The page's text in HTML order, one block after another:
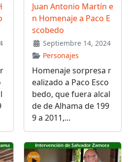
Juan Antonio Martín e
n Homenaje a Paco E
scobedo
Septiembre 14, 2024
Personajes
Homenaje sorpresa r
ealizado a Paco Esco
bedo, que fuera alcal
de de Alhama de 199
9 a 2011,...